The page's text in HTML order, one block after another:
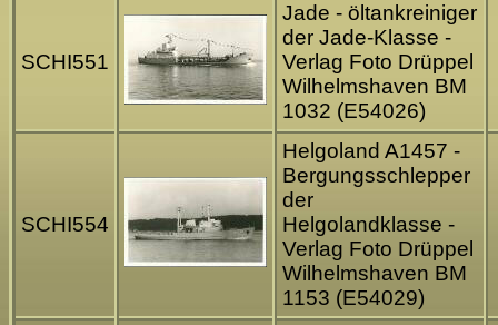
SCHI551
Jade - öltankreiniger
der Jade-Klasse -
Verlag Foto Drüppel
Wilhelmshaven BM
1032 (E54026)
SCHI554
Helgoland A1457 -
Bergungsschlepper
der
Helgolandklasse -
Verlag Foto Drüppel
Wilhelmshaven BM
1153 (E54029)